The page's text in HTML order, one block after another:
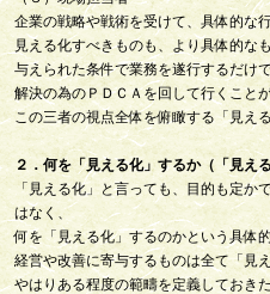
企業の戦略や戦術を受けて、具体的な
見える化すべきものも、より具体的な
与えられた条件で業務を遂行するだけ
解決の為のＰＤＣＡを回して行くこと
この三者の視点全体を俯瞰する「見え
２．何を「見える化」するか（「見え
「見える化」と言っても、目的も定か
はなく、
何を「見える化」するのかという具体
経営や改善に寄与するものは全て「見
やはりある程度の範疇を定義しておき